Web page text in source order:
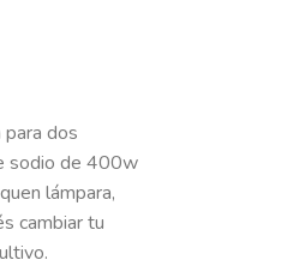
dos
sodio de 400w
lámpara,
cambiar tu